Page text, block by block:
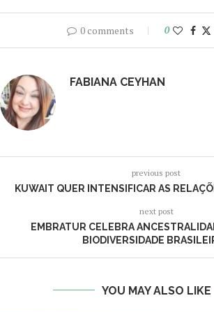
0 comments 0
FABIANA CEYHAN
previous post
KUWAIT QUER INTENSIFICAR AS
next post
EMBRATUR CELEBRA
BIODIVERSIDADE
YOU MAY ALSO LIKE